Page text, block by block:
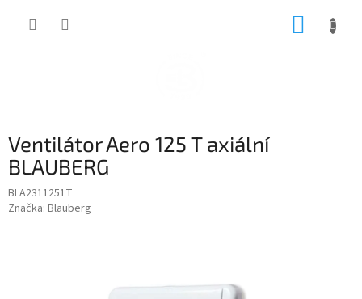
Ventilátor Aero 125 T axiální
BLAUBERG
BLA2311251T
Značka: Blauberg